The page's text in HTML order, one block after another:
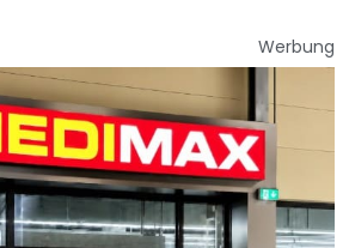
Werbung